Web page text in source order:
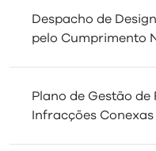
Despacho de
pelo Cumprimento
Plano de Gestão
Infracções Conexas